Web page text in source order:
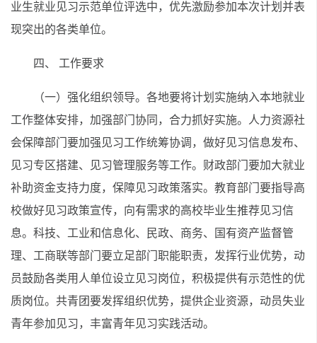
业生就业见习示范单位评选中，优先激励参加本次计划并表
现突出的各类单位。
四、 工作要求
（一）强化组织领导。各地要将计划实施纳入本地就业
工作整体安排，加强部门协同，合力抓好实施。人力资源社
会保障部门要加强见习工作统筹协调，做好见习信息发布、
见习专区搭建、见习管理服务等工作。财政部门要加大就业
补助资金支持力度，保障见习政策落实。教育部门要指导高
校做好见习政策宣传，向有需求的高校毕业生推荐见习信
息。科技、工业和信息化、民政、商务、国有资产监督管
理、工商联等部门要立足部门职能职责，发挥行业优势，动
员鼓励各类用人单位设立见习岗位，积极提供有示范性的优
质岗位。共青团要发挥组织优势，提供企业资源，动员失业
青年参加见习，丰富青年见习实践活动。